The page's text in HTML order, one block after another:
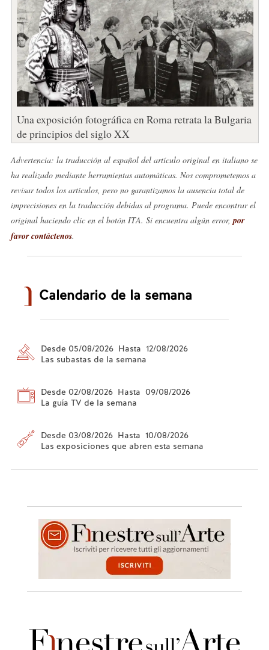
Una exposición fotográfica en Roma retrata la Bulgaria
de principios del siglo XX
Advertencia: la traducción al español del artículo original en italiano se
ha realizado mediante herramientas automáticas. Nos comprometemos a
revisar todos los artículos, pero no garantizamos la ausencia total de
imprecisiones en la traducción debidas al programa. Puede encontrar el
original haciendo clic en el botón ITA. Si encuentra algún error, por
favor contáctenos.
Calendario de la semana
Desde 05/08/2026 Hasta 12/08/2026
Las subastas de la semana
Desde 02/08/2026 Hasta 09/08/2026
La guía TV de la semana
Desde 03/08/2026 Hasta 10/08/2026
Las exposiciones que abren esta semana